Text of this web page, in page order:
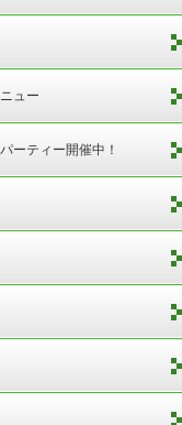
ュー
ーティー開催中！